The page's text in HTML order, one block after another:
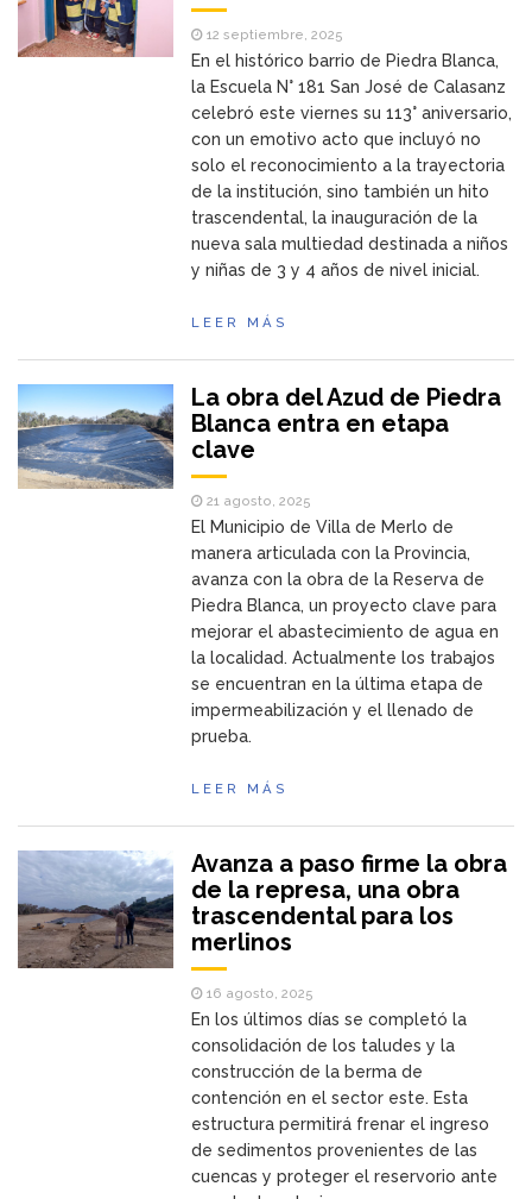
12 septiembre, 2025
En el histórico barrio de Piedra Blanca,
la Escuela N° 181 San José de Calasanz
celebró este viernes su 113° aniversario,
con un emotivo acto que incluyó no
solo el reconocimiento a la trayectoria
de la institución, sino también un hito
trascendental, la inauguración de la
nueva sala multiedad destinada a niños
y niñas de 3 y 4 años de nivel inicial.
LEER MÁS
La obra del Azud de Piedra
Blanca entra en etapa
clave
21 agosto, 2025
El Municipio de Villa de Merlo de
manera articulada con la Provincia,
avanza con la obra de la Reserva de
Piedra Blanca, un proyecto clave para
mejorar el abastecimiento de agua en
la localidad. Actualmente los trabajos
se encuentran en la última etapa de
impermeabilización y el llenado de
prueba.
LEER MÁS
Avanza a paso firme la obra
de la represa, una obra
trascendental para los
merlinos
16 agosto, 2025
En los últimos días se completó la
consolidación de los taludes y la
construcción de la berma de
contención en el sector este. Esta
estructura permitirá frenar el ingreso
de sedimentos provenientes de las
cuencas y proteger el reservorio ante